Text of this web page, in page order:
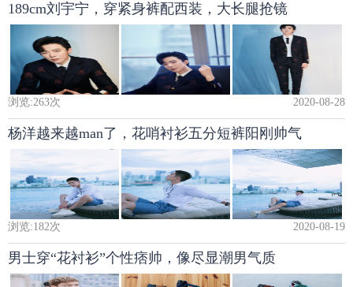
189cm刘宇宁，穿紧身裤配西装，大长腿抢镜
浏览:263次 2020-08-28
杨洋越来越man了，花哨衬衫五分短裤阳刚帅气
浏览:182次 2020-08-19
男士穿“花衬衫”个性痞帅，像尽显潮男气质